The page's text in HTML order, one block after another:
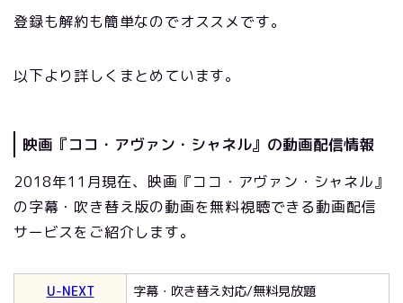
登録も解約も簡単なのでオススメです。
以下より詳しくまとめています。
映画『ココ・アヴァン・シャネル』の動画配信情報
2018年11月現在、映画『ココ・アヴァン・シャネル』
の字幕・吹き替え版の動画を無料視聴できる動画配信
サービスをご紹介します。
U-NEXT
字幕・吹き替え対応/無料見放題